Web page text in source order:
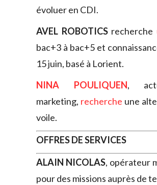
évoluer en CDI.
AVEL ROBOTICS recherche
bac+3 à bac+5 et
15 juin, basé à Lorient.
NINA POULIQUEN,
marketing, recherche une
voile.
OFFRES DE SERVICES
ALAIN NICOLAS, opérateur
pour des missions auprès de